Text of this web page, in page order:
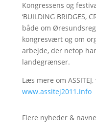
Kongressens og
‘BUILDING BRIDGES,
både om
kongresvært og om
arbejde, der netop
landegrænser.
Læs mere om
www.assitej2011.info
Flere nyheder & navne